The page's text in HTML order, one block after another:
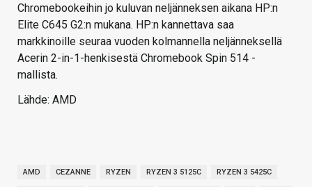
Chromebookeihin jo kuluvan neljänneksen aikana HP:n
Elite C645 G2:n mukana. HP:n kannettava saa
markkinoille seuraa vuoden kolmannella neljänneksellä
Acerin 2-in-1-henkisestä Chromebook Spin 514 -
mallista.
Lähde: AMD
AMD CEZANNE RYZEN RYZEN 3 5125C RYZEN 3 5425C